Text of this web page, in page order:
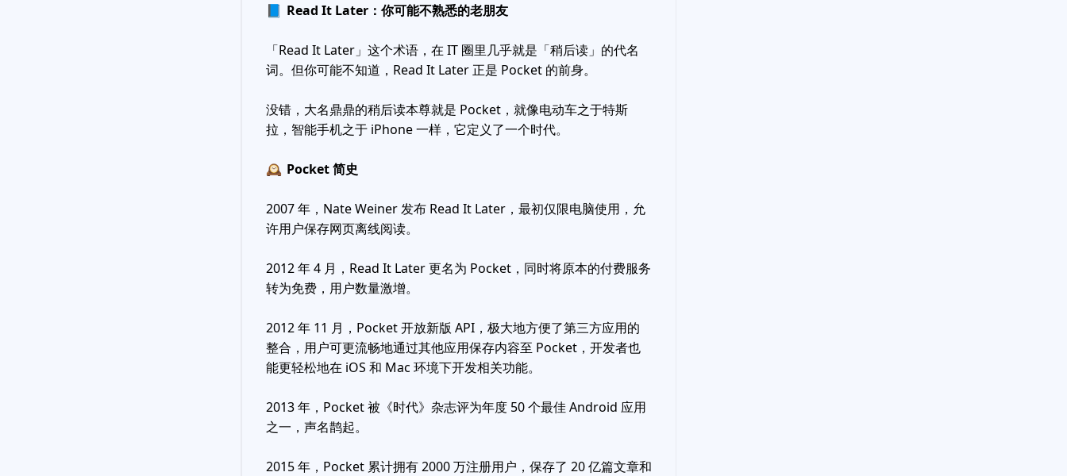
📘 Read It Later：你可能不熟悉的老朋友
「Read It Later」这个术语，在 IT 圈里几乎就是「稍后读」的代名
词。但你可能不知道，Read It Later 正是 Pocket 的前身。
没错，大名鼎鼎的稍后读本尊就是 Pocket，就像电动车之于特斯
拉，智能手机之于 iPhone 一样，它定义了一个时代。
🕰 Pocket 简史
2007 年，Nate Weiner 发布 Read It Later，最初仅限电脑使用，允
许用户保存网页离线阅读。
2012 年 4 月，Read It Later 更名为 Pocket，同时将原本的付费服务
转为免费，用户数量激增。
2012 年 11 月，Pocket 开放新版 API，极大地方便了第三方应用的
整合，用户可更流畅地通过其他应用保存内容至 Pocket，开发者也
能更轻松地在 iOS 和 Mac 环境下开发相关功能。
2013 年，Pocket 被《时代》杂志评为年度 50 个最佳 Android 应用
之一，声名鹊起。
2015 年，Pocket 累计拥有 2000 万注册用户，保存了 20 亿篇文章和